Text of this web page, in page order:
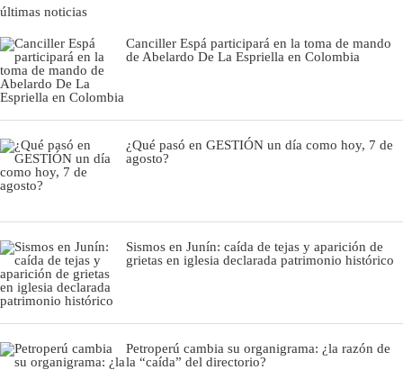
últimas noticias
Canciller Espá participará en la toma de mando
de Abelardo De La Espriella en Colombia
¿Qué pasó en GESTIÓN un día como hoy, 7 de
agosto?
Sismos en Junín: caída de tejas y aparición de
grietas en iglesia declarada patrimonio histórico
Petroperú cambia su organigrama: ¿la razón de
la “caída” del directorio?